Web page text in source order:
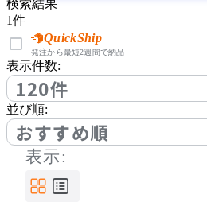
FLACE
フレイス
Form & Refine
フォームアンドリファイ
ン
FRITZ HANSEN
検索結果
1件
QuickShip
発注から最短2週間で納品
表示件数:
120件
並び順:
おすすめ順
表示: